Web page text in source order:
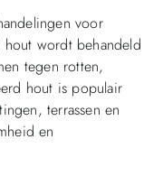
voor
wordt behandeld
tegen rotten,
hout is populair
terrassen en
en